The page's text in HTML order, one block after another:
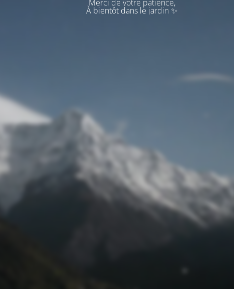
Merci de votre patience,
À bientôt dans le jardin ✨